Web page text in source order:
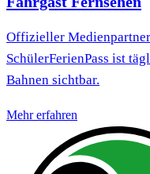
Offizieller
SchülerFerienPass ist
Bahnen sichtbar.
Mehr erfahren